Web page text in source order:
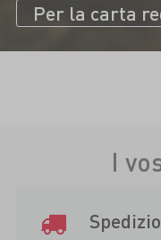
Per la carta
I